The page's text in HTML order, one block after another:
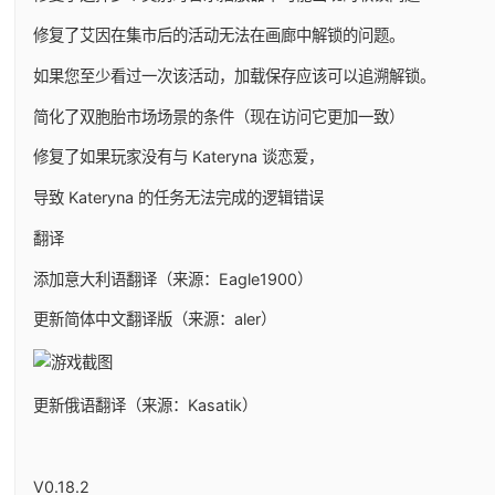
修复了艾因在集市后的活动无法在画廊中解锁的问题。
如果您至少看过一次该活动，加载保存应该可以追溯解锁。
简化了双胞胎市场场景的条件（现在访问它更加一致）
修复了如果玩家没有与 Kateryna 谈恋爱，
导致 Kateryna 的任务无法完成的逻辑错误
翻译
添加意大利语翻译（来源：Eagle1900）
更新简体中文翻译版（来源：aler）
更新俄语翻译（来源：Kasatik）
V0.18.2